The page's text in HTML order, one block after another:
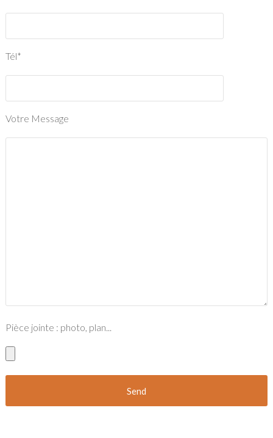
Tél*
Votre Message
Pièce jointe : photo, plan...